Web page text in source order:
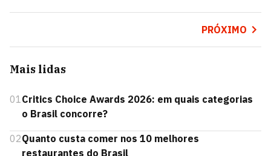
PRÓXIMO
Mais lidas
01Critics Choice Awards 2026: em quais categorias
o Brasil concorre?
02Quanto custa comer nos 10 melhores
restaurantes do Brasil